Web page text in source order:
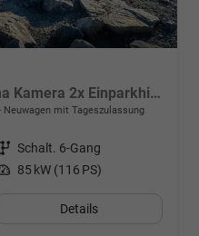
Extra Plus 1,0 TSI 2ZoKlima Kamera 2x Einparkhilfe Alu Felgen 5J Garantie Sitzheizung Matrix el Heckklappe ACC
Neuwagen mit Tageszulassung
Getriebe Schalt. 6-Gang
Leistung 85 kW (116 PS)
Details